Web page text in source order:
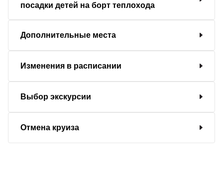
посадки детей на борт теплохода
Дополнительные места
Изменения в расписании
Выбор экскурсии
Отмена круиза